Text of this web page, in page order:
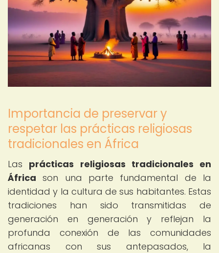
Importancia de preservar y
respetar las prácticas religiosas
tradicionales en África
Las prácticas religiosas tradicionales en
África son una parte fundamental de la
identidad y la cultura de sus habitantes. Estas
tradiciones han sido transmitidas de
generación en generación y reflejan la
profunda conexión de las comunidades
africanas con sus antepasados, la